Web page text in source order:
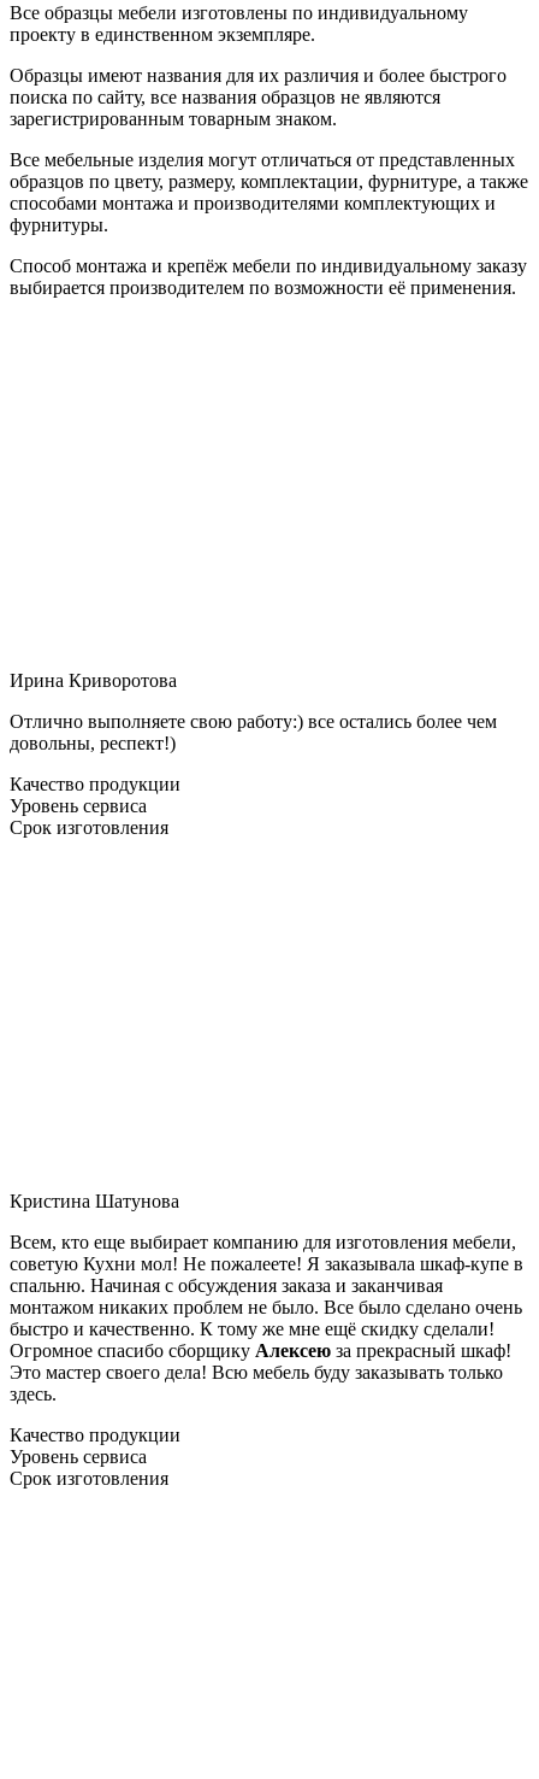
Все образцы мебели изготовлены по индивидуальному
проекту в единственном экземпляре.
Образцы имеют названия для их различия и более быстрого
поиска по сайту, все названия образцов не являются
зарегистрированным товарным знаком.
Все мебельные изделия могут отличаться от представленных
образцов по цвету, размеру, комплектации, фурнитуре, а также
способами монтажа и производителями комплектующих и
фурнитуры.
Способ монтажа и крепёж мебели по индивидуальному заказу
выбирается производителем по возможности её применения.
Ирина Криворотова
Отлично выполняете свою работу:) все остались более чем
довольны, респект!)
Качество продукции
Уровень сервиса
Срок изготовления
Кристина Шатунова
Всем, кто еще выбирает компанию для изготовления мебели,
советую Кухни мол! Не пожалеете! Я заказывала шкаф-купе в
спальню. Начиная с обсуждения заказа и заканчивая
монтажом никаких проблем не было. Все было сделано очень
быстро и качественно. К тому же мне ещё скидку сделали!
Огромное спасибо сборщику Алексею за прекрасный шкаф!
Это мастер своего дела! Всю мебель буду заказывать только
здесь.
Качество продукции
Уровень сервиса
Срок изготовления